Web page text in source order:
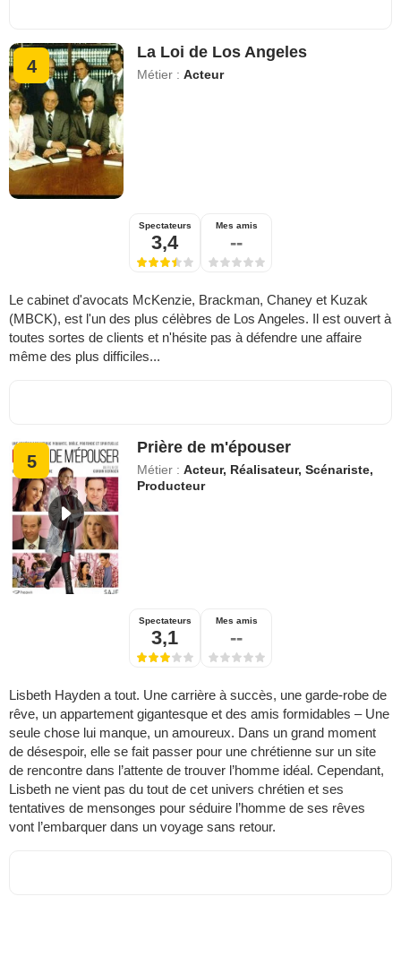
4
La Loi de Los Angeles
Métier :Acteur
Spectateurs
3,4
Mes amis
--
Le cabinet d'avocats McKenzie, Brackman, Chaney et Kuzak
(MBCK), est l'un des plus célèbres de Los Angeles. Il est ouvert à
toutes sortes de clients et n'hésite pas à défendre une affaire
même des plus difficiles...
5
Prière de m'épouser
Métier :Acteur, Réalisateur, Scénariste,
Producteur
Spectateurs
3,1
Mes amis
--
Lisbeth Hayden a tout. Une carrière à succès, une garde-robe de
rêve, un appartement gigantesque et des amis formidables – Une
seule chose lui manque, un amoureux. Dans un grand moment
de désespoir, elle se fait passer pour une chrétienne sur un site
de rencontre dans l’attente de trouver l’homme idéal. Cependant,
Lisbeth ne vient pas du tout de cet univers chrétien et ses
tentatives de mensonges pour séduire l’homme de ses rêves
vont l’embarquer dans un voyage sans retour.